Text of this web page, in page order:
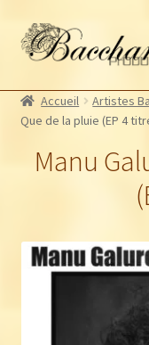
Aller
à
navigation
Aller
au
Artistes
Souscriptions
Accueil Artistes
Que de la pluie (EP 4
Manu